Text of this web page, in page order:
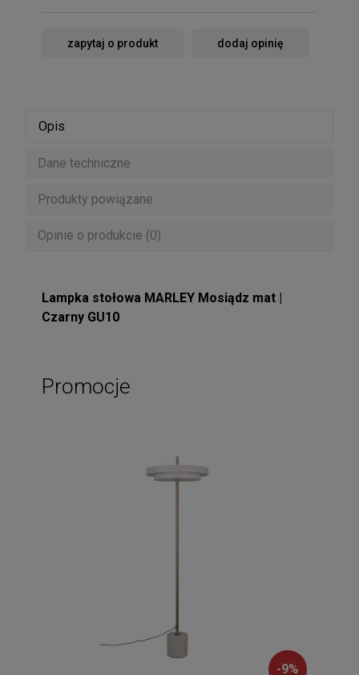
zapytaj o produkt dodaj opinię
Opis
Dane techniczne
Produkty powiązane
Opinie o produkcie (0)
Lampka stołowa MARLEY Mosiądz mat |
Czarny GU10
Promocje
-9%